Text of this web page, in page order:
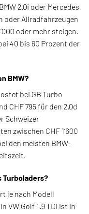
2.0i oder Mercedes
oder Allradfahrzeugen
oder mehr steigen.
40 bis 60 Prozent der
BMW?
bei GB Turbo
CHF 795 für den 2.0d
Schweizer
zwischen CHF 1’600
den meisten BMW-
Turboladers?
je nach Modell
VW Golf 1.9 TDI ist in